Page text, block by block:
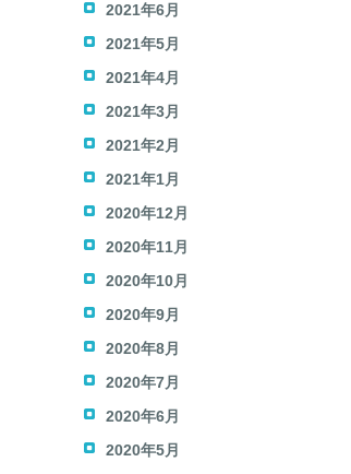
2021年6月
2021年5月
2021年4月
2021年3月
2021年2月
2021年1月
2020年12月
2020年11月
2020年10月
2020年9月
2020年8月
2020年7月
2020年6月
2020年5月